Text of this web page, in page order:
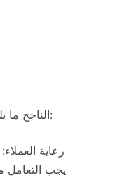
لكل محامي طريقته الخاصة في فهم العمل و قضاياه و من أهم صفات محامي saudi elite lawyers الناجح ما يلي:
رعاية
يجب التعامل